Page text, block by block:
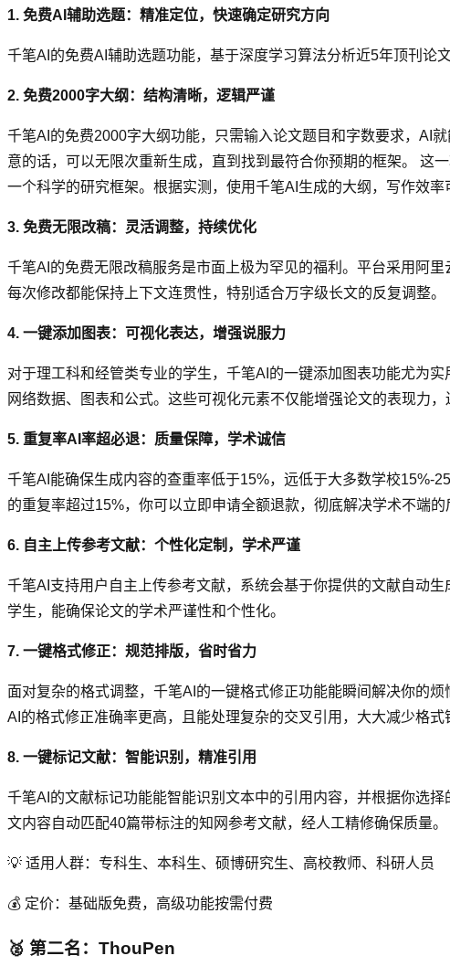
1. 免费AI辅助选题：精准定位，快速确定研究方向
千笔AI的免费AI辅助选题功能，基于深度学习算法分析近5年顶刊论
2. 免费2000字大纲：结构清晰，逻辑严谨
千笔AI的免费2000字大纲功能，只需输入论文题目和字数要求，AI
意的话，可以无限次重新生成，直到找到最符合你预期的框架。 这
一个科学的研究框架。根据实测，使用千笔AI生成的大纲，写作效
3. 免费无限改稿：灵活调整，持续优化
千笔AI的免费无限改稿服务是市面上极为罕见的福利。平台采用阿
每次修改都能保持上下文连贯性，特别适合万字级长文的反复调整。
4. 一键添加图表：可视化表达，增强说服力
对于理工科和经管类专业的学生，千笔AI的一键添加图表功能尤为
网络数据、图表和公式。这些可视化元素不仅能增强论文的表现力
5. 重复率AI率超必退：质量保障，学术诚信
千笔AI能确保生成内容的查重率低于15%，远低于大多数学校15%-
的重复率超过15%，你可以立即申请全额退款，彻底解决学术不端的
6. 自主上传参考文献：个性化定制，学术严谨
千笔AI支持用户自主上传参考文献，系统会基于你提供的文献自动
学生，能确保论文的学术严谨性和个性化。
7. 一键格式修正：规范排版，省时省力
面对复杂的格式调整，千笔AI的一键格式修正功能能瞬间解决你的
AI的格式修正准确率更高，且能处理复杂的交叉引用，大大减少格式
8. 一键标记文献：智能识别，精准引用
千笔AI的文献标记功能能智能识别文本中的引用内容，并根据你选
文内容自动匹配40篇带标注的知网参考文献，经人工精修确保质量。
💡 适用人群：专科生、本科生、硕博研究生、高校教师、科研人员
💰 定价：基础版免费，高级功能按需付费
🥈 第二名：ThouPen